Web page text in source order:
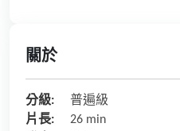
關於
分級:
普遍級
片長:
26 min